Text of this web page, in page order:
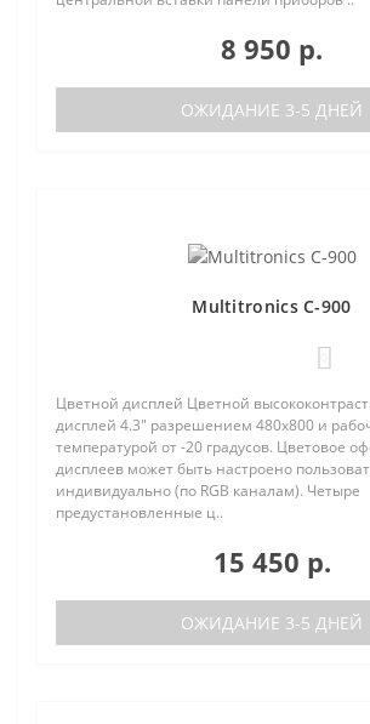
8 950 р.
ОЖИДАНИЕ 3-5 ДНЕЙ
Multitronics C-900
Цветной дисплей Цветной
дисплей 4.3" разрешением 480х800 и
температурой от -20 градусов. Цветовое
дисплеев может быть настроено
индивидуально (по RGB каналам). Четыре
предустановленные ц..
15 450 р.
ОЖИДАНИЕ 3-5 ДНЕЙ